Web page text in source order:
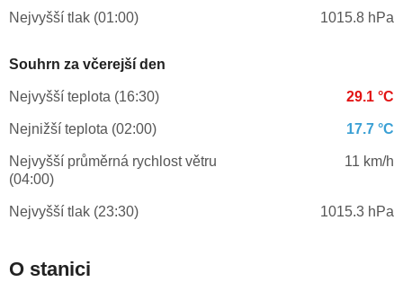
Nejvyšší tlak (01:00) 1015.8 hPa
Souhrn za včerejší den
Nejvyšší teplota (16:30) 29.1 °C
Nejnižší teplota (02:00) 17.7 °C
Nejvyšší průměrná rychlost větru
(04:00)
11 km/h
Nejvyšší tlak (23:30) 1015.3 hPa
O stanici